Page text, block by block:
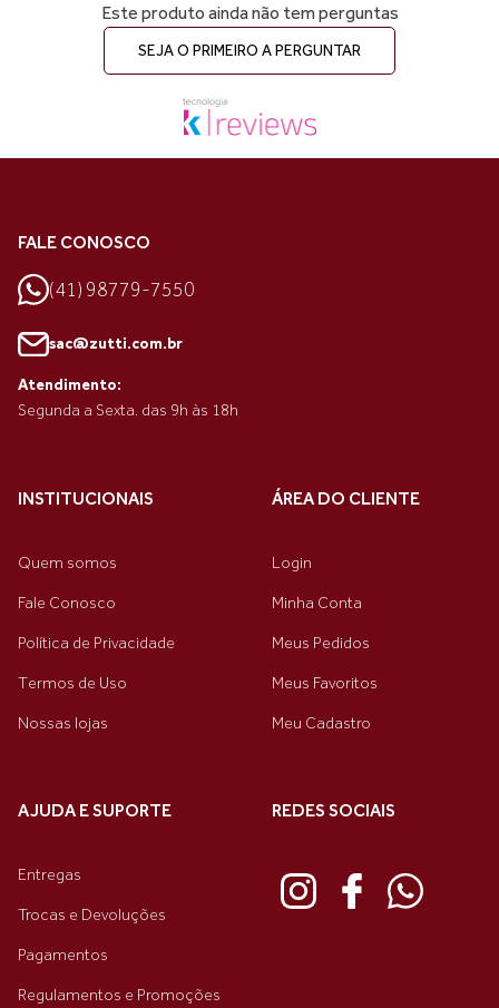
Este produto ainda não tem perguntas
SEJA O PRIMEIRO A PERGUNTAR
FALE CONOSCO
(41) 98779-7550
sac@zutti.com.br
Atendimento:
Segunda a Sexta. das 9h às 18h
INSTITUCIONAIS
Quem somos
Fale Conosco
Política de Privacidade
Termos de Uso
Nossas lojas
ÁREA DO CLIENTE
Login
Minha Conta
Meus Pedidos
Meus Favoritos
Meu Cadastro
AJUDA E SUPORTE
Entregas
Trocas e Devoluções
Pagamentos
Regulamentos e Promoções
REDES SOCIAIS